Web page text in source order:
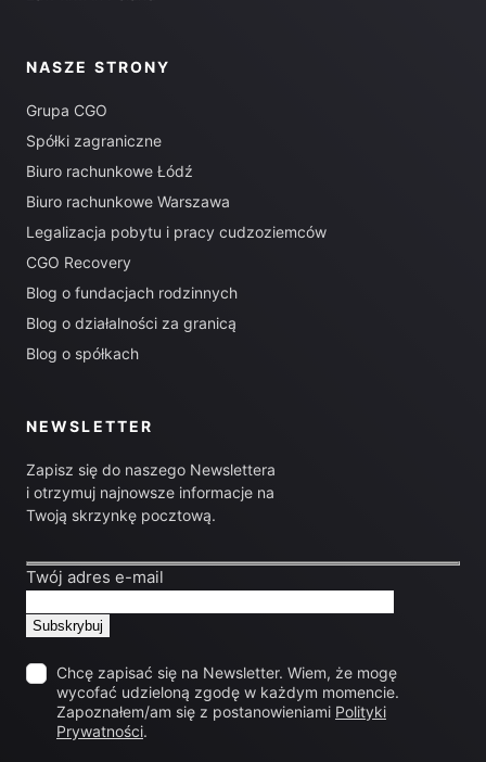
NASZE STRONY
Grupa CGO
Spółki zagraniczne
Biuro rachunkowe Łódź
Biuro rachunkowe Warszawa
Legalizacja pobytu i pracy cudzoziemców
CGO Recovery
Blog o fundacjach rodzinnych
Blog o działalności za granicą
Blog o spółkach
NEWSLETTER
Zapisz się do naszego Newslettera
i otrzymuj najnowsze informacje na
Twoją skrzynkę pocztową.
Twój adres e-mail
Chcę zapisać się na Newsletter. Wiem, że mogę
wycofać udzieloną zgodę w każdym momencie.
Zapoznałem/am się z postanowieniami Polityki
Prywatności.